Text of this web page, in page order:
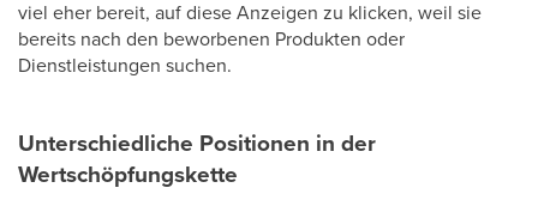
viel eher bereit, auf diese Anzeigen zu klicken, weil sie
bereits nach den beworbenen Produkten oder
Dienstleistungen suchen.
Unterschiedliche Positionen in der
Wertschöpfungskette